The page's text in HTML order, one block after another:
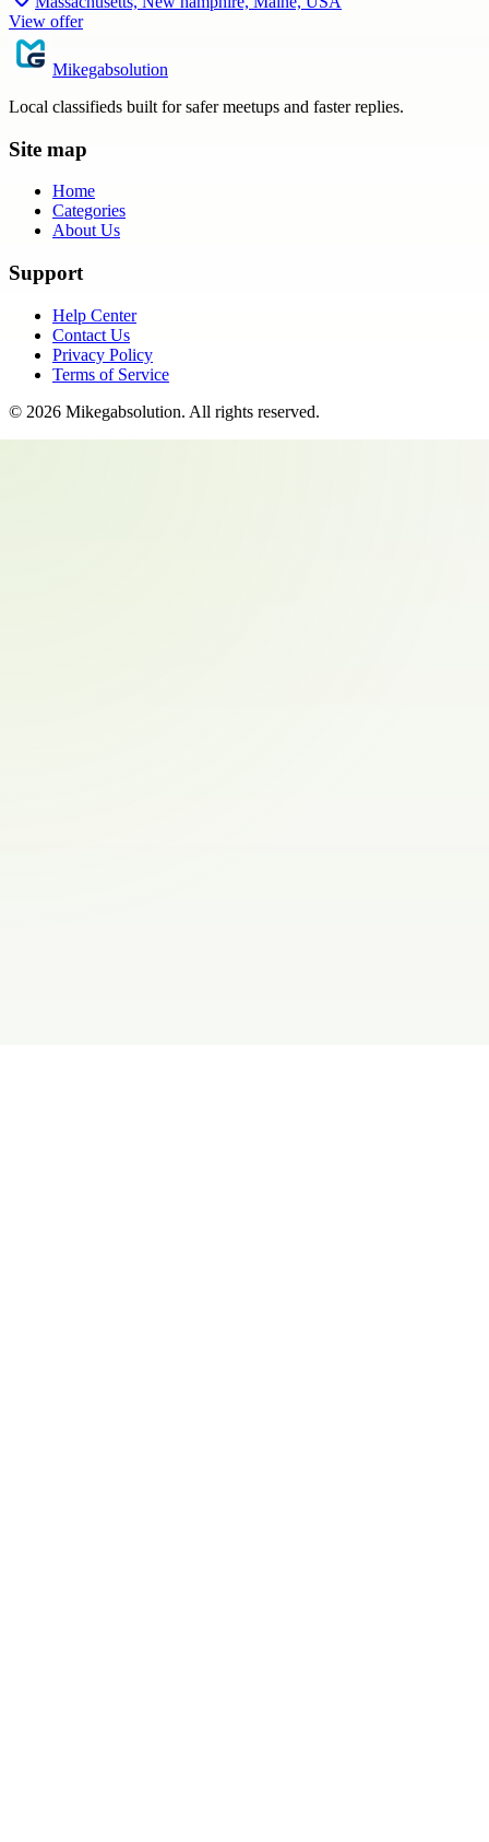
View offer
Mikegabsolution
Local classifieds built for safer meetups and faster replies.
Site map
Home
Categories
About Us
Support
Help Center
Contact Us
Privacy Policy
Terms of Service
© 2026 Mikegabsolution. All rights reserved.